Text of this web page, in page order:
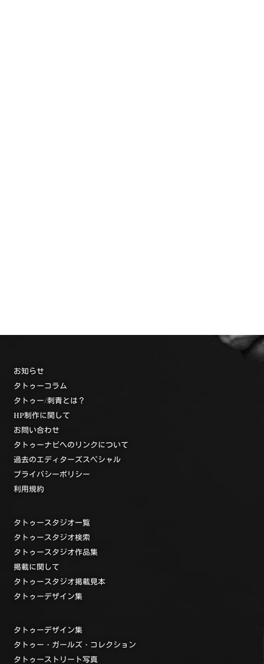
お知らせ
タトゥーコラム
タトゥー/刺青とは？
HP制作に関して
お問い合わせ
タトゥーナビへのリンクについて
過去のエディターズスペシャル
プライバシーポリシー
利用規約
タトゥースタジオ一覧
タトゥースタジオ検索
タトゥースタジオ作品集
掲載に関して
タトゥースタジオ掲載見本
タトゥーデザイン集
タトゥーデザイン集
タトゥー・ガールズ・コレクション
タトゥーストリート写真